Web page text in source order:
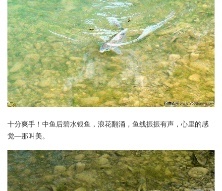
十分爽手！中鱼后碧水银鱼，浪花翻涌，鱼线振振有声，心里的感
觉—那叫美。